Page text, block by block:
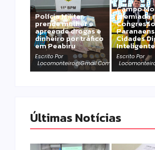
Polícia Militar
prende mulher e
apreende drogas e
dinheiro por tráfico
em Peabiru
Escrito Por
Locomonteiro@gmail.com
Campo
premiada
Congresso
Cidades
Escrito Por
Últimas Notícias